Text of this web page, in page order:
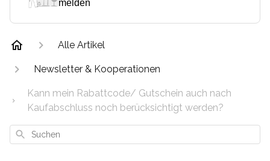
melden
Alle Artikel
Newsletter & Kooperationen
Kann mein Rabattcode/ Gutschein auch nach
Kaufabschluss noch berücksichtigt werden?
Suchen